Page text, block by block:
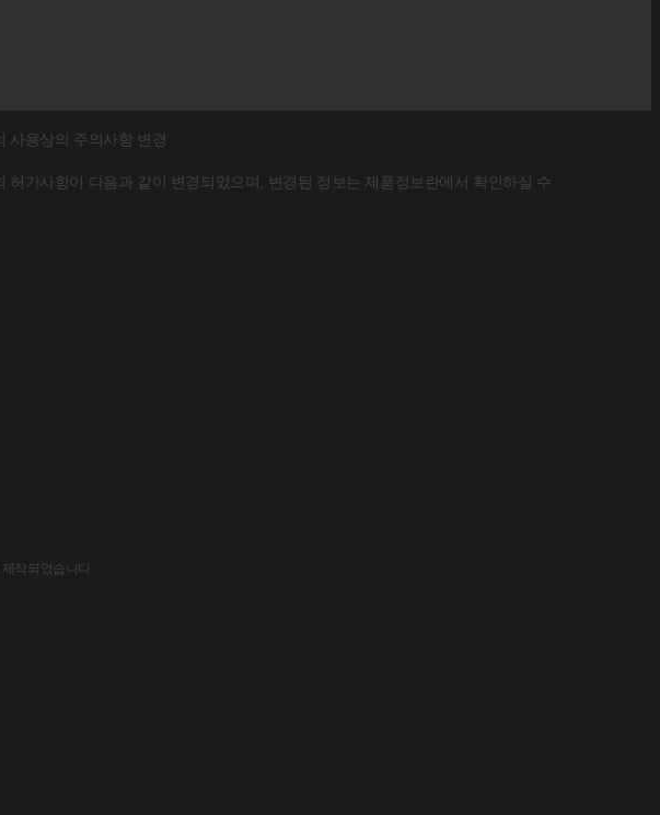
사용상의 주의사항 변경
가사항이 다음과 같이 변경되었으며, 변경된 정보는 제품정보란에서 확인하실 수
작되었습니다.